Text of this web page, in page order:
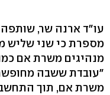
עו"ד ארנה שר, שותפה
מספרת כי שני שליש
מנהיגים משרת אם
"עובדת ששבה
משרת אם, תוך